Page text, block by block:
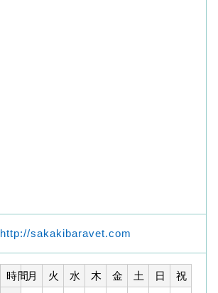
http://sakakibaravet.com
時間月 火 水 木 金 土 日
祝